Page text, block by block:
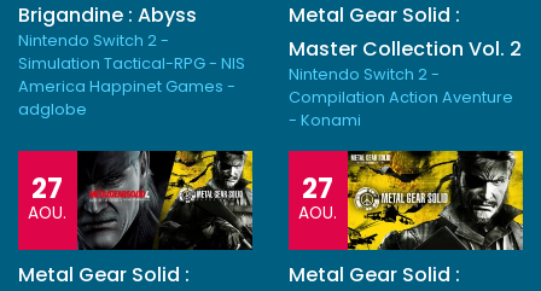
Brigandine : Abyss
Nintendo Switch 2 -
Simulation Tactical-RPG - NIS
America Happinet Games -
adglobe
Metal Gear Solid :
Master Collection Vol. 2
Nintendo Switch 2 -
Compilation Action Aventure
- Konami
27
AOU.
Metal Gear Solid :
27
AOU.
Metal Gear Solid :